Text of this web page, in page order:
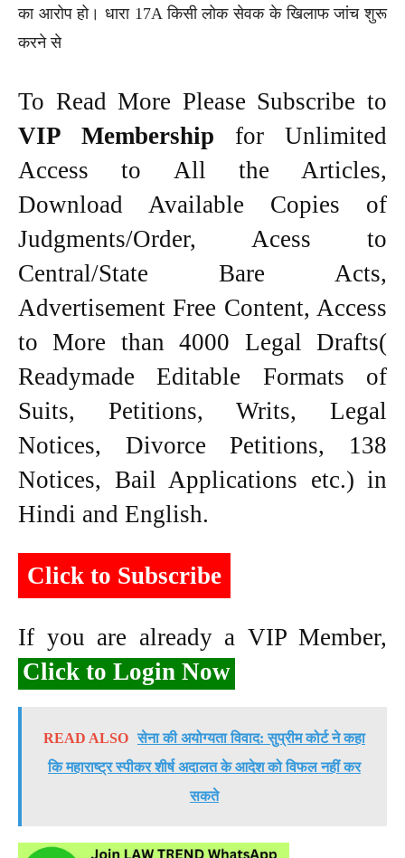
का आरोप हो। धारा 17A किसी लोक सेवक के खिलाफ जांच शुरू
करने से
To Read More Please Subscribe to
VIP Membership for Unlimited
Access to All the Articles,
Download Available Copies of
Judgments/Order, Acess to
Central/State Bare Acts,
Advertisement Free Content, Access
to More than 4000 Legal Drafts(
Readymade Editable Formats of
Suits, Petitions, Writs, Legal
Notices, Divorce Petitions, 138
Notices, Bail Applications etc.) in
Hindi and English.
Click to Subscribe
If you are already a VIP Member,
Click to Login Now
READ ALSO सेना की अयोग्यता विवाद: सुप्रीम कोर्ट ने कहा
कि महाराष्ट्र स्पीकर शीर्ष अदालत के आदेश को विफल नहीं कर
सकते